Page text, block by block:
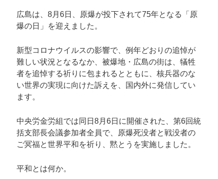
広島は、8月6日、原爆が投下されて75年となる「原
爆の日」を迎えました。
新型コロナウイルスの影響で、例年どおりの追悼が
難しい状況となるなか、被爆地・広島の街は、犠牲
者を追悼する祈りに包まれるとともに、核兵器のな
い世界の実現に向けた訴えを、国内外に発信してい
ます。
中央労金労組では同日8月6日に開催された、第6回統
括支部長会議参加者全員で、原爆死没者と戦没者の
ご冥福と世界平和を祈り、黙とうを実施しました。
平和とは何か。